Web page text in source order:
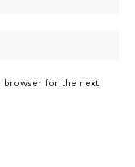
browser for the next